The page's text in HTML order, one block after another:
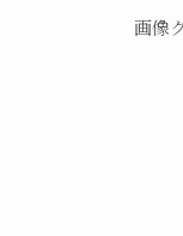
画像